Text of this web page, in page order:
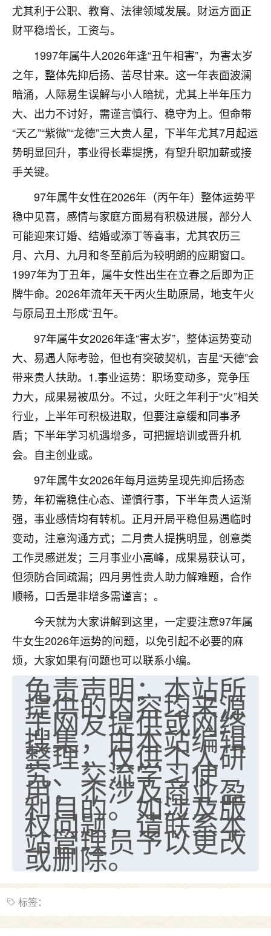
尤其利于公职、教育、法律领域发展。财运方面正
财平稳增长，工资与。
1997年属牛人2026年逢“丑午相害”，为害太岁
之年，整体先抑后扬、苦尽甘来。这一年表面波澜
暗涌，人际易生误解与小人暗扰，尤其上半年压力
大、出力不讨好，需谨言慎行、稳守为上。但命带
“天乙”“紫微”“龙德”三大贵人星，下半年尤其7月起运
势明显回升，事业得长辈提携，有望升职加薪或接
手关键。
97年属牛女性在2026年（丙午年）整体运势平
稳中见喜，感情与家庭方面易有积极进展，部分人
可能迎来订婚、结婚或添丁等喜事，尤其农历三
月、六月、九月和冬至前后为较明朗的应期窗口。
1997年为丁丑年，属牛女性出生在立春之后即为正
牌牛命。2026年流年天干丙火生助原局，地支午火
与原局丑土形成“丑午。
97年属牛女2026年逢“害太岁”，整体运势变动
大、易遇人际考验，但也有突破契机，吉星“天德”会
带来贵人扶助。1.事业运势：职场变动多，竞争压
力大，成果易被瓜分。不过，火旺之年利于“火”相关
行业，上半年可积极进取，但要注意缓和同事矛
盾；下半年学习机遇增多，可把握培训或晋升机
会。自主创业或。
97年属牛女2026年每月运势呈现先抑后扬态
势，年初需稳住心态、谨慎行事，下半年贵人运渐
强，事业感情均有转机。正月开局平稳但易遇临时
变动，注意沟通方式；二月贵人提携明显，创意类
工作灵感迸发；三月事业小高峰，成果易获认可，
但须防合同疏漏；四月男性贵人助力解难题，合作
顺畅，口舌是非增多需谨言；。
今天就为大家讲解到这里，一定要注意97年属
牛女生2026年运势的问题，以免引起不必要的麻
烦，大家如果有问题也可以联系小编。
免责声明：本站所
提供的内容均来源
于网友提供或网络
搜集，由本站编辑
整理，仅供个人研
究、交流学习使
用，不涉及商业盈
利目的。如涉及版
权问题，请联系本
站管理员予以更改
或删除。
标签：
我身体不太好，总是病病殃殃的，去检查又没什么大
问题，反正就是不舒服。中医西医看遍了，找不到问
题，后来无意中看到有人推荐慧来老师，跟老师聊过
之后，心情豁然开朗，也听老师建议，处理了一些因
果问题。今年以来，身体比以前好多，主要是心情好
了，老师说境随心转，现在深有体会了。
鹿森：是的，其实跟老师聊过之后，最大的感
触，首先就是心态会变好，万般皆是命，半点
不由人！
1天前 来自四川 9
金白水清
我也想找老师看看，有没有人给个联系方式的啊？
鹿森：慧来老师微信：gjsy0624
1天前 来自江西 12
青春168
我也想要，我也想要！
2天前 来自山西
Jessica李
老师做不做超度法事？我想给我奶奶做超度，她今年
刚去世了。
七零老顽童：我母亲前年离世，刚开始我经常
做梦梦见她，后来也是朋友介绍，找到慧来老
师，安排了超度法事，做梦再也没有梦到过
了，一开始是半信半疑的，图个心安，给亡母
2天前 来自云南 11
优秀的张同学
老师收徒吗？？我对这些很感兴趣
2天前 来自山西 15